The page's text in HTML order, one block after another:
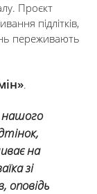
Проєкт
підлітків,
переживають
.
нашого
на
зі
оповідь